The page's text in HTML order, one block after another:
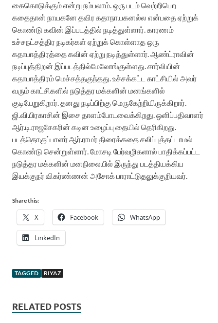
கைகொடுக்கும் என்று நம்பலாம். ஒரு படம் வெற்றிபெற
கதைதான் நாயகனே தவிர கதாநாயகனல்ல என்பதை ஏற்றுக்
கொண்டு கவின் இப்படத்தில் நடித்துள்ளார். காரணம்
உச்சநட்சத்திர நடிகர்கள் ஏற்றுக் கொள்ளாத ஒரு
கதாபாத்திரத்தை கவின் ஏற்று நடித்துள்ளார். ஆண்ட்ராவின்
நடிப்புத்திறன் இப்படத்தில்மேலோங்குள்ளது. சார்லியின்
கதாபாத்திரம் மெச்சத்தகுந்தது. உச்சக்கட்ட காட்சியில் அவர்
வரும் காட்சிகளில் நடுத்தர மக்களின் மனங்களில்
குடியேறுகிறார். தனது நடிப்பிற்கு மெருகேற்றியிருக்கிறார்.
ஜி.வி.பிரகாசின் இசை தாளம்போடவைக்கிறது. ஒளிப்பதிவாளர்
ஆர்.டி.ராஜசேகரின் கடின உழைப்பு தையில் தெரிகிறது.
படத்தொகுப்பாளர் ஆர்.ராமர் திரைக்கதை சலிப்புத்தட்டாமல்
கொண்டு சென்றுள்ளார். மோசடி பேர்வழிகளால் பாதிக்கப்பட்ட
நடுத்தர மக்களின் மனநிலையில் இருந்து படத்தியக்கிய
இயக்குநர் விகர்ண்ணன் அசோக் பாராட்டுதலுக்குறியவர்.
Share this:
X Facebook WhatsApp
LinkedIn
TAGGED RIYAZ
RELATED POSTS